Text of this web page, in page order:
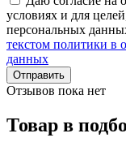
условиях и для
персональных
текстом политики в
данных
Отправить
Отзывов пока нет
Товар в